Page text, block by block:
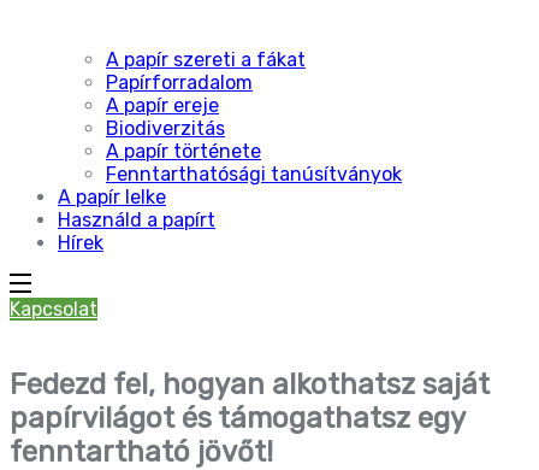
A papír szereti a fákat
Papírforradalom
A papír ereje
Biodiverzitás
A papír története
Fenntarthatósági tanúsítványok
A papír lelke
Használd a papírt
Hírek
Kapcsolat
Fedezd fel, hogyan alkothatsz saját
papírvilágot és támogathatsz egy
fenntartható jövőt!